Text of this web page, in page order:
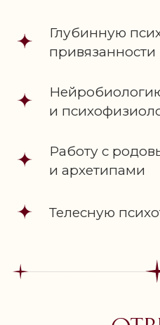
Глубинную
привязанности
и
Работу с
и архетипами
Телесную